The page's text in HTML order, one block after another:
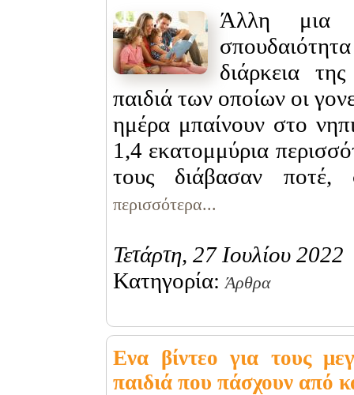
Άλλη μια
διάρκεια
παιδιά των οποίων οι
ημέρα μπαίνουν στο
1,4 εκατομμύρια
τους διάβασαν
περισσότερα...
Τετάρτη, 27 Ιουλίου 2022
Κατηγορία: Άρθρα
Ενα βίντεο για τους
παιδιά που πάσχουν από